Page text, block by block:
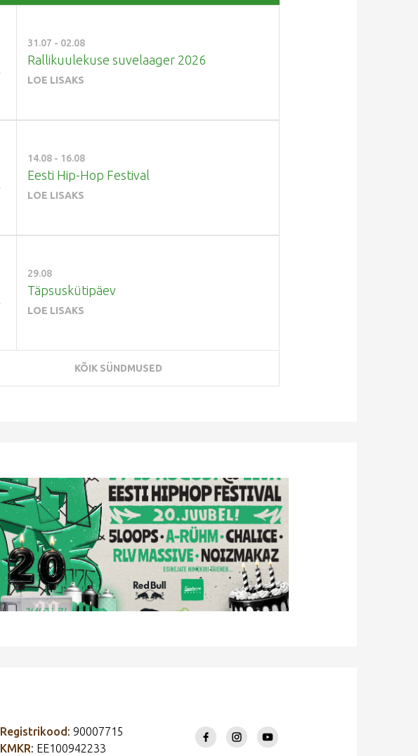
31.07 - 02.08
Rallikuulekuse suvelaager 2026
LOE LISAKS
14.08 - 16.08
Eesti Hip-Hop Festival
LOE LISAKS
29.08
Täpsuskütipäev
LOE LISAKS
KÕIK SÜNDMUSED
Registrikood: 90007715
KMKR: EE100942233